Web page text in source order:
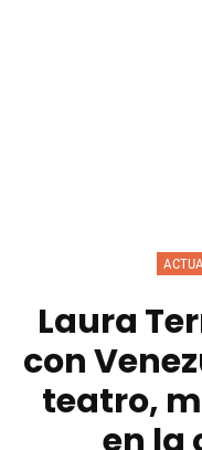
Laura
con
teatro,